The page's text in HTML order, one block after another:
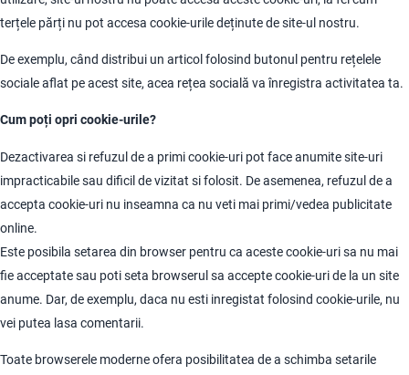
terțele părți nu pot accesa cookie-urile deținute de site-ul nostru.
De exemplu, când distribui un articol folosind butonul pentru rețelele
sociale aflat pe acest site, acea rețea socială va înregistra activitatea ta.
Cum poți opri cookie-urile?
Dezactivarea si refuzul de a primi cookie-uri pot face anumite site-uri
impracticabile sau dificil de vizitat si folosit. De asemenea, refuzul de a
accepta cookie-uri nu inseamna ca nu veti mai primi/vedea publicitate
online.
Este posibila setarea din browser pentru ca aceste cookie-uri sa nu mai
fie acceptate sau poti seta browserul sa accepte cookie-uri de la un site
anume. Dar, de exemplu, daca nu esti inregistat folosind cookie-urile, nu
vei putea lasa comentarii.
Toate browserele moderne ofera posibilitatea de a schimba setarile